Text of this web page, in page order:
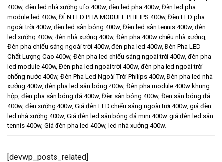
400w, đèn led nhà xưởng ufo 400w, đèn led pha 400w, Đèn led pha
module led 400w, ĐÈN LED PHA MODULE PHILIPS 400w, Đèn LED pha
ngoài trời 400w, đèn led sân bóng 400w, Đèn led sân tennis 400w, đèn
led xưởng 400w, đèn nhà xưởng 400w, Đèn pha 400w chiếu nhà xưởng,
Đèn pha chiếu sáng ngoài trời 400w, đèn pha led 400w, Đèn Pha LED
Chất Lượng Cao 400w, Đèn pha led chiếu sáng ngoài trời 400w, đèn pha
led module 400w, Đèn pha led ngoài trời 400w, đèn pha led ngoài trời
chống nước 400w, Đèn Pha Led Ngoài Trời Philips 400w, Đèn pha led nhà
xưởng 400w, đèn pha led sân bóng 400w, Đèn pha module 400w khung
hộp, đèn pha sân bóng đá 400w, Đèn sân bóng 400w, Đèn sân bóng đá
400w, đèn xưởng 400w, Giá đèn LED chiếu sáng ngoài trời 400w, giá đèn
led nhà xưởng 400w, Giá đèn led sân bóng đá mini 400w, giá đèn led sân
tennis 400w, Giá đèn pha led 400w, led nhà xưởng 400w.
[devwp_posts_related]